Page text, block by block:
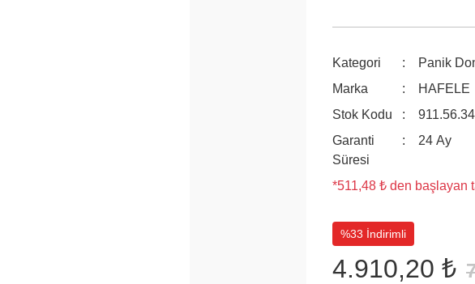
Kategori
Panik
Marka
HAFELE
Stok Kodu
Garanti
Süresi
24 Ay
*511,48 ₺ den başlayan
%33 İndirimli
4.910,20 ₺